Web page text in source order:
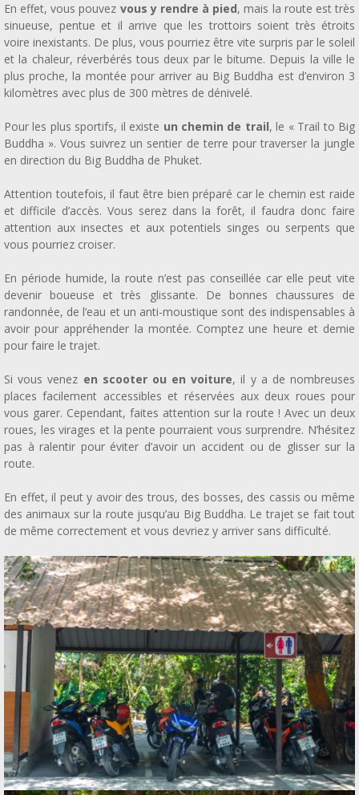
En effet, vous pouvez vous y rendre à pied, mais la route est très
sinueuse, pentue et il arrive que les trottoirs soient très étroits
voire inexistants. De plus, vous pourriez être vite surpris par le soleil
et la chaleur, réverbérés tous deux par le bitume. Depuis la ville le
plus proche, la montée pour arriver au Big Buddha est d’environ 3
kilomètres avec plus de 300 mètres de dénivelé.
Pour les plus sportifs, il existe un chemin de trail, le « Trail to Big
Buddha ». Vous suivrez un sentier de terre pour traverser la jungle
en direction du Big Buddha de Phuket.
Attention toutefois, il faut être bien préparé car le chemin est raide
et difficile d’accès. Vous serez dans la forêt, il faudra donc faire
attention aux insectes et aux potentiels singes ou serpents que
vous pourriez croiser.
En période humide, la route n’est pas conseillée car elle peut vite
devenir boueuse et très glissante. De bonnes chaussures de
randonnée, de l’eau et un anti-moustique sont des indispensables à
avoir pour appréhender la montée. Comptez une heure et demie
pour faire le trajet.
Si vous venez en scooter ou en voiture, il y a de nombreuses
places facilement accessibles et réservées aux deux roues pour
vous garer. Cependant, faites attention sur la route ! Avec un deux
roues, les virages et la pente pourraient vous surprendre. N’hésitez
pas à ralentir pour éviter d’avoir un accident ou de glisser sur la
route.
En effet, il peut y avoir des trous, des bosses, des cassis ou même
des animaux sur la route jusqu’au Big Buddha. Le trajet se fait tout
de même correctement et vous devriez y arriver sans difficulté.